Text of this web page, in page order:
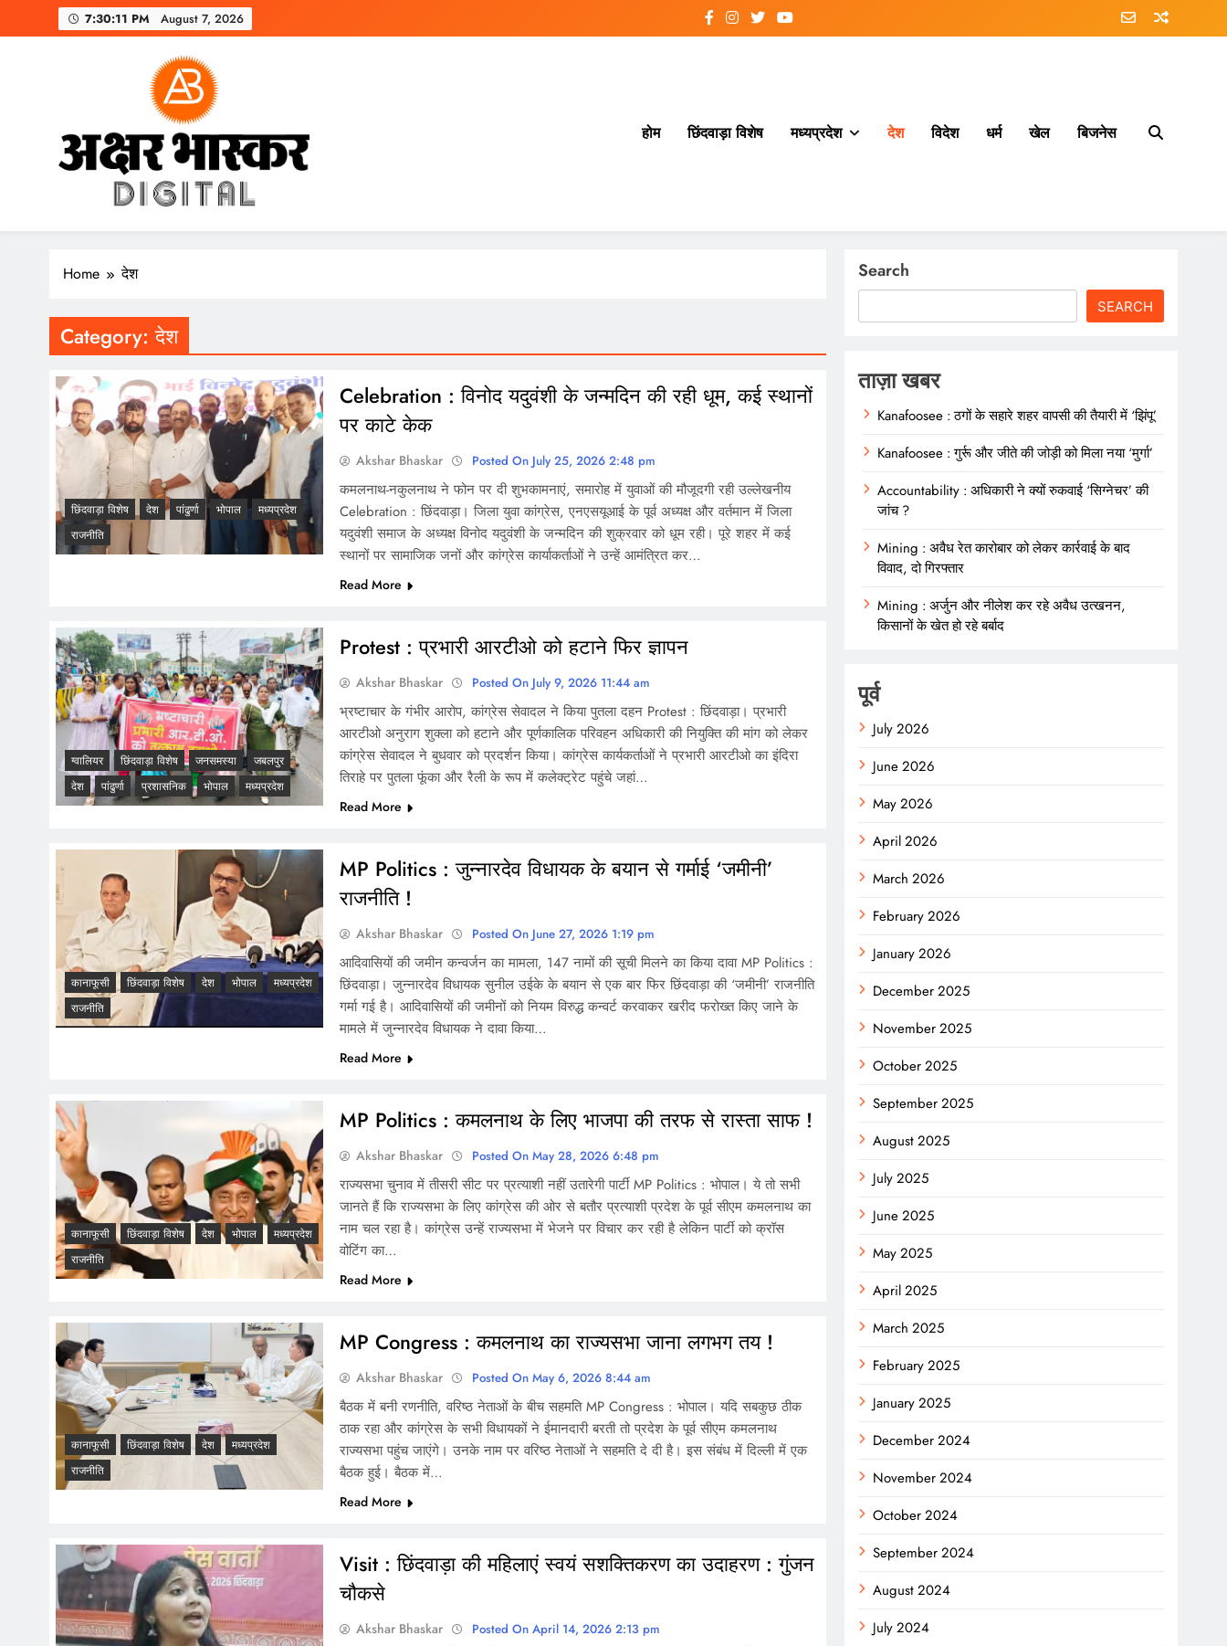
to
7:30:11 PM August 7, 2026
अक्षर भास्कर
डिजिटल
होम छिंदवाड़ा विशेष मध्यप्रदेश देश विदेश धर्म खेल बिजनेस
Home देश
Category:देश
छिंदवाड़ा विशेष देश पांढुर्णा भोपाल
मध्यप्रदेश
राजनीति
Celebration : विनोद यदुवंशी के जन्मदिन की रही धूम, कई स्थानों
पर काटे केक
Akshar Bhaskar Posted On July 25, 2026 2:48 pm
कमलनाथ-नकुलनाथ ने फोन पर दी शुभकामनाएं, समारोह में युवाओं की मौजूदगी रही उल्लेखनीय
Celebration : छिंदवाड़ा। जिला युवा कांग्रेस, एनएसयूआई के पूर्व अध्यक्ष और वर्तमान में जिला
यदुवंशी समाज के अध्यक्ष विनोद यदुवंशी के जन्मदिन की शुक्रवार को धूम रही। पूरे शहर में कई
स्थानों पर सामाजिक जनों और कांग्रेस कार्याकर्ताओं ने उन्हें आमंत्रित कर…
Read More
ग्वालियर छिंदवाड़ा विशेष जनसमस्या
जबलपुर
देश
पांढुर्णा प्रशासनिक भोपाल मध्यप्रदेश
Protest : प्रभारी आरटीओ को हटाने फिर ज्ञापन
Akshar Bhaskar Posted On July 9, 2026 11:44 am
भ्रष्टाचार के गंभीर आरोप, कांग्रेस सेवादल ने किया पुतला दहन Protest : छिंदवाड़ा। प्रभारी
आरटीओ अनुराग शुक्ला को हटाने और पूर्णकालिक परिवहन अधिकारी की नियुक्ति की मांग को लेकर
कांग्रेस सेवादल ने बुधवार को प्रदर्शन किया। कांग्रेस कार्यकर्ताओं ने प्रभारी आरटीओ का इंदिरा
तिराहे पर पुतला फूंका और रैली के रूप में कलेक्ट्रेट पहुंचे जहां…
Read More
कानाफूसी छिंदवाड़ा विशेष देश भोपाल
मध्यप्रदेश
राजनीति
MP Politics : जुन्नारदेव विधायक के बयान से गर्माई ‘जमीनी’
राजनीति !
Akshar Bhaskar Posted On June 27, 2026 1:19 pm
आदिवासियों की जमीन कन्वर्जन का मामला, 147 नामों की सूची मिलने का किया दावा MP Politics :
छिंदवाड़ा। जुन्नारदेव विधायक सुनील उईके के बयान से एक बार फिर छिंदवाड़ा की ‘जमीनी’ राजनीति
गर्मा गई है। आदिवासियों की जमीनों को नियम विरुद्ध कन्वर्ट करवाकर खरीद फरोख्त किए जाने के
मामले में जुन्नारदेव विधायक ने दावा किया…
Read More
कानाफूसी छिंदवाड़ा विशेष देश भोपाल
मध्यप्रदेश
राजनीति
MP Politics : कमलनाथ के लिए भाजपा की तरफ से रास्ता साफ !
Akshar Bhaskar Posted On May 28, 2026 6:48 pm
राज्यसभा चुनाव में तीसरी सीट पर प्रत्याशी नहीं उतारेगी पार्टी MP Politics : भोपाल। ये तो सभी
जानते हैं कि राज्यसभा के लिए कांग्रेस की ओर से बतौर प्रत्याशी प्रदेश के पूर्व सीएम कमलनाथ का
नाम चल रहा है। कांग्रेस उन्हें राज्यसभा में भेजने पर विचार कर रही है लेकिन पार्टी को क्रॉस
वोटिंग का…
Read More
कानाफूसी छिंदवाड़ा विशेष देश
मध्यप्रदेश
राजनीति
MP Congress : कमलनाथ का राज्यसभा जाना लगभग तय !
Akshar Bhaskar Posted On May 6, 2026 8:44 am
बैठक में बनी रणनीति, वरिष्ठ नेताओं के बीच सहमति MP Congress : भोपाल। यदि सबकुछ ठीक
ठाक रहा और कांग्रेस के सभी विधायकों ने ईमानदारी बरती तो प्रदेश के पूर्व सीएम कमलनाथ
राज्यसभा पहुंच जाएंगे। उनके नाम पर वरिष्ठ नेताओं ने सहमति दे दी है। इस संबंध में दिल्ली में एक
बैठक हुई। बैठक में…
Read More
Visit : छिंदवाड़ा की महिलाएं स्वयं सशक्तिकरण का उदाहरण : गुंजन
चौकसे
Akshar Bhaskar Posted On April 14, 2026 2:13 pm
Search
SEARCH
ताज़ा खबर
Kanafoosee : ठगों के सहारे शहर वापसी की तैयारी में ‘झिंपू’
Kanafoosee : गुर्रू और जीते की जोड़ी को मिला नया ‘मुर्गा’
Accountability : अधिकारी ने क्यों रुकवाई ‘सिग्नेचर’ की
जांच ?
Mining : अवैध रेत कारोबार को लेकर कार्रवाई के बाद
विवाद, दो गिरफ्तार
Mining : अर्जुन और नीलेश कर रहे अवैध उत्खनन,
किसानों के खेत हो रहे बर्बाद
पूर्व
July 2026
June 2026
May 2026
April 2026
March 2026
February 2026
January 2026
December 2025
November 2025
October 2025
September 2025
August 2025
July 2025
June 2025
May 2025
April 2025
March 2025
February 2025
January 2025
December 2024
November 2024
October 2024
September 2024
August 2024
July 2024